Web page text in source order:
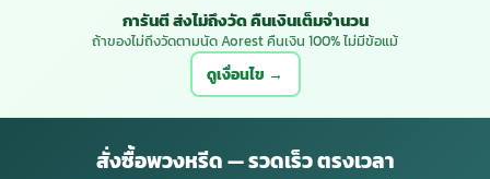
การันตี ส่งไม่ถึงวัด คืนเงินเต็มจำนวน
ถ้าของไม่ถึงวัดตามนัด Aorest คืนเงิน 100% ไม่มีข้อแม้
ดูเงื่อนไข →
สั่งซื้อพวงหรีด — รวดเร็ว ตรงเวลา